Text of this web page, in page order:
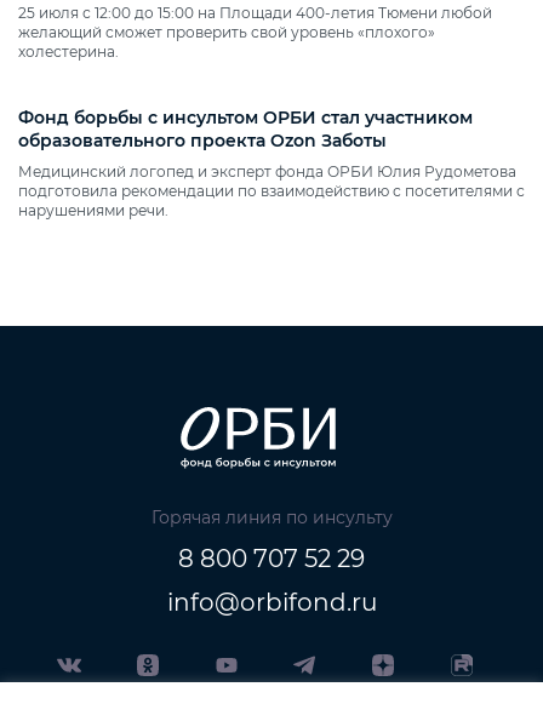
25 июля с 12:00 до 15:00 на Площади 400‑летия Тюмени любой
желающий сможет проверить свой уровень «плохого»
холестерина.
Фонд борьбы с инсультом ОРБИ стал участником
образовательного проекта Ozon Заботы
Медицинский логопед и эксперт фонда ОРБИ Юлия Рудометова
подготовила рекомендации по взаимодействию с посетителями с
нарушениями речи.
Горячая линия по инсульту
8 800 707 52 29
info@orbifond.ru